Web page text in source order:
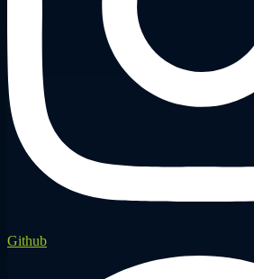
Github